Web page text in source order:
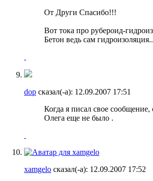
От Други Спасибо!!!
Вот тока про рубероид-
Бетон ведь сам
dop сказал(-а): 12.09.2007 17:51
Когда я писал свое
Олега еще не было .
xamgelo сказал(-а): 12.09.2007 17:52